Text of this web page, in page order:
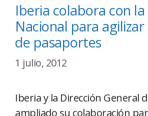
Iberia colabora con la
Nacional para
de pasaportes
1 julio, 2012
Iberia y la Dirección General
ampliado su colaboración